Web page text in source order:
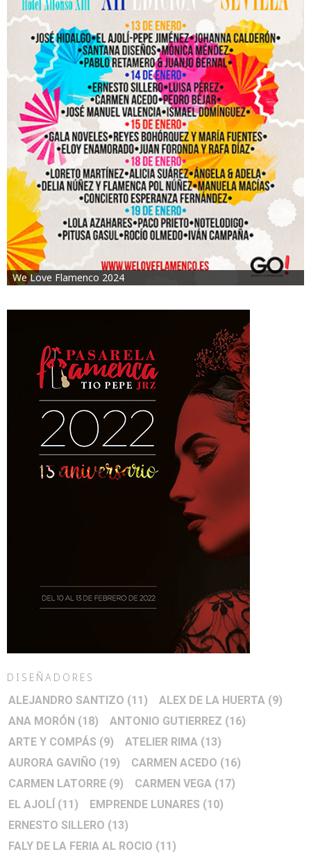
We Love Flamenco 2024
DISEÑADORES
ALEJANDRO SANTIZO (11) ALEX DE LA HUERTA (9)
ANA MORÓN (18) ANTONIO GUTIERREZ (16)
ARTE Y COMPÁS (9) ATELIER RIMA (13)
AURORA GAVIÑO (19) CARMEN ACEDO (16)
CARMEN LATORRE (9) CARMEN VEGA (17)
EL AJOLÍ (11) EMPRENDE LUNARES (10)
ERNESTO SILLERO (13)
FALY DE LA FERIA AL ROCIO (11)